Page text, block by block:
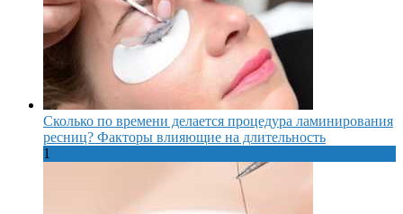
Сколько по времени делается процедура ламинирования
ресниц? Факторы влияющие на длительность
1